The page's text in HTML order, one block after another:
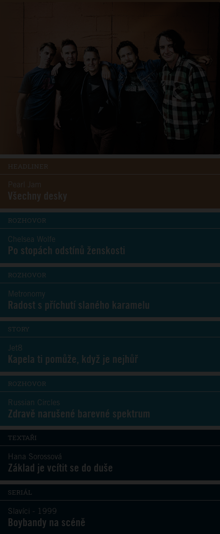
HEADLINER
Pearl Jam
Všechny desky
ROZHOVOR
Chelsea Wolfe
Po stopách odstínů ženskosti
ROZHOVOR
Metronomy
Radost s příchutí slaného karamelu
STORY
Jet8
Kapela ti pomůže, když je nejhůř
ROZHOVOR
Russian Circles
Zdravě narušené barevné spektrum
TEXTAŘI
Hana Sorossová
Základ je vcítit se do duše
SERIÁL
Slavíci - 1999
Boybandy na scéně